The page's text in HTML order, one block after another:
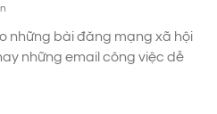
những bài đăng mạng xã hội
những email công việc dễ